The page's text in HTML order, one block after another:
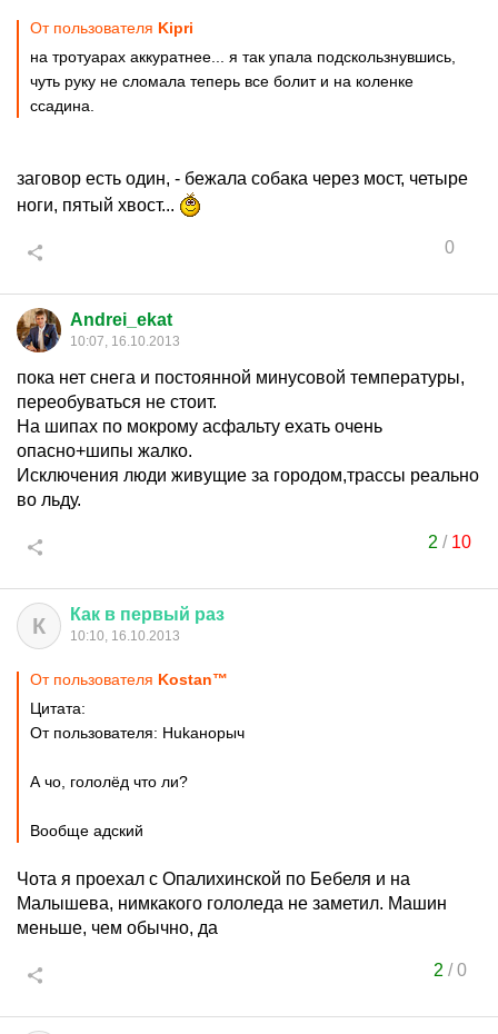
От пользователя Kipri
на тротуарах аккуратнее... я так упала подскользнувшись,
чуть руку не сломала теперь все болит и на коленке
ссадина.
заговор есть один, - бежала собака через мост, четыре
ноги, пятый хвост...
0
Andrei_ekat
10:07, 16.10.2013
пока нет снега и постоянной минусовой температуры,
переобуваться не стоит.
На шипах по мокрому асфальту ехать очень
опасно+шипы жалко.
Исключения люди живущие за городом,трассы реально
во льду.
2 / 10
К Как в первый раз
10:10, 16.10.2013
От пользователя Kostan™
Цитата:
От пользователя: Hukанорыч
А чо, гололёд что ли?
Вообще адский
Чота я проехал с Опалихинской по Бебеля и на
Малышева, нимкакого гололеда не заметил. Машин
меньше, чем обычно, да
2 /0